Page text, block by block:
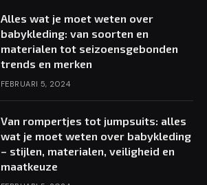
Alles wat je moet weten over
babykleding: van soorten en
materialen tot seizoensgebonden
trends en merken
FEBRUARI 5, 2024
Van rompertjes tot jumpsuits: alles
wat je moet weten over babykleding
– stijlen, materialen, veiligheid en
maatkeuze